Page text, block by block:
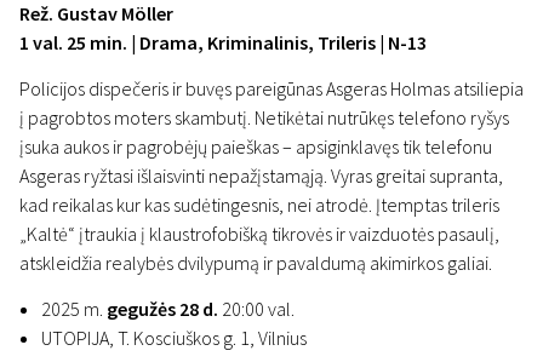
Rež. Gustav Möller
1 val. 25 min. | Drama, Kriminalinis, Trileris | N-13
Policijos dispečeris ir buvęs pareigūnas Asgeras Holmas atsiliepia
į pagrobtos moters skambutį. Netikėtai nutrūkęs telefono ryšys
įsuka aukos ir pagrobėjų paieškas – apsiginklavęs tik telefonu
Asgeras ryžtasi išlaisvinti nepažįstamąją. Vyras greitai supranta,
kad reikalas kur kas sudėtingesnis, nei atrodė. Įtemptas trileris
„Kaltė“ įtraukia į klaustrofobišką tikrovės ir vaizduotės pasaulį,
atskleidžia realybės dvilypumą ir pavaldumą akimirkos galiai.
2025 m. gegužės 28 d. 20:00 val.
UTOPIJA, T. Kosciuškos g. 1, Vilnius